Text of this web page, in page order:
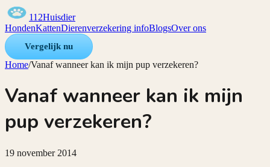
112Huisdier
HondenKattenDierenverzekering infoBlogsOver ons
Vergelijk nu
Home/Vanaf wanneer kan ik mijn pup verzekeren?
Vanaf wanneer kan ik mijn
pup verzekeren?
19 november 2014